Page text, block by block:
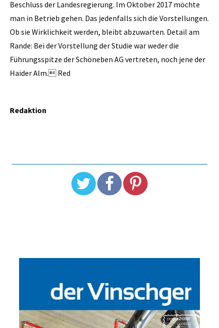
Beschluss der Landesregierung. Im Oktober 2017 möchte
man in Betrieb gehen. Das jedenfalls sich die Vorstellungen.
Ob sie Wirklichkeit werden, bleibt abzuwarten. Detail am
Rande: Bei der Vorstellung der Studie war weder die
Führungsspitze der Schöneben AG vertreten, noch jene der
Haider Alm. Red
Redaktion